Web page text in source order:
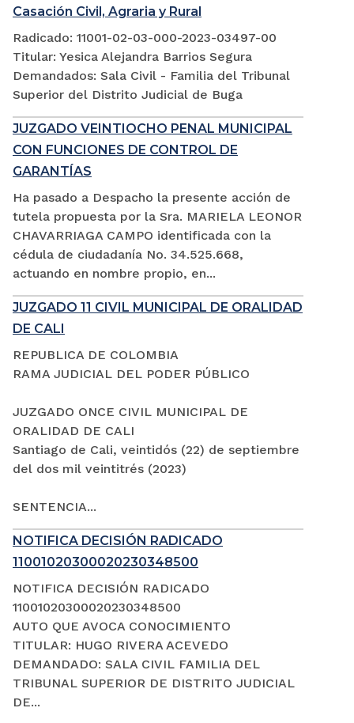
Casación Civil, Agraria y Rural
Radicado: 11001-02-03-000-2023-03497-00
Titular: Yesica Alejandra Barrios Segura
Demandados: Sala Civil - Familia del Tribunal
Superior del Distrito Judicial de Buga
JUZGADO VEINTIOCHO PENAL MUNICIPAL
CON FUNCIONES DE CONTROL DE
GARANTÍAS
Ha pasado a Despacho la presente acción de
tutela propuesta por la Sra. MARIELA LEONOR
CHAVARRIAGA CAMPO identificada con la
cédula de ciudadanía No. 34.525.668,
actuando en nombre propio, en...
JUZGADO 11 CIVIL MUNICIPAL DE ORALIDAD
DE CALI
REPUBLICA DE COLOMBIA
RAMA JUDICIAL DEL PODER PÚBLICO
JUZGADO ONCE CIVIL MUNICIPAL DE
ORALIDAD DE CALI
Santiago de Cali, veintidós (22) de septiembre
del dos mil veintitrés (2023)
SENTENCIA...
NOTIFICA DECISIÓN RADICADO
11001020300020230348500
NOTIFICA DECISIÓN RADICADO
11001020300020230348500
AUTO QUE AVOCA CONOCIMIENTO
TITULAR: HUGO RIVERA ACEVEDO
DEMANDADO: SALA CIVIL FAMILIA DEL
TRIBUNAL SUPERIOR DE DISTRITO JUDICIAL
DE...